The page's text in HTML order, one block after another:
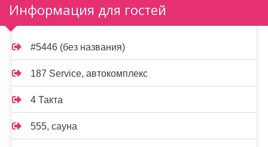
Информация для гостей
#5446 (без названия)
187 Service, автокомплекс
4 Такта
555, сауна